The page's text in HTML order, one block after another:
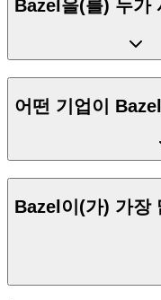
Bazel을(를) 누가
어떤 기업이
Bazel이(가) 가장